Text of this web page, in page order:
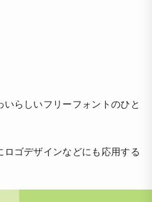
らしいフリーフォントのひと
ゴデザインなどにも応用する